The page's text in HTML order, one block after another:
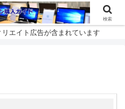
エイト広告が含まれています
検索